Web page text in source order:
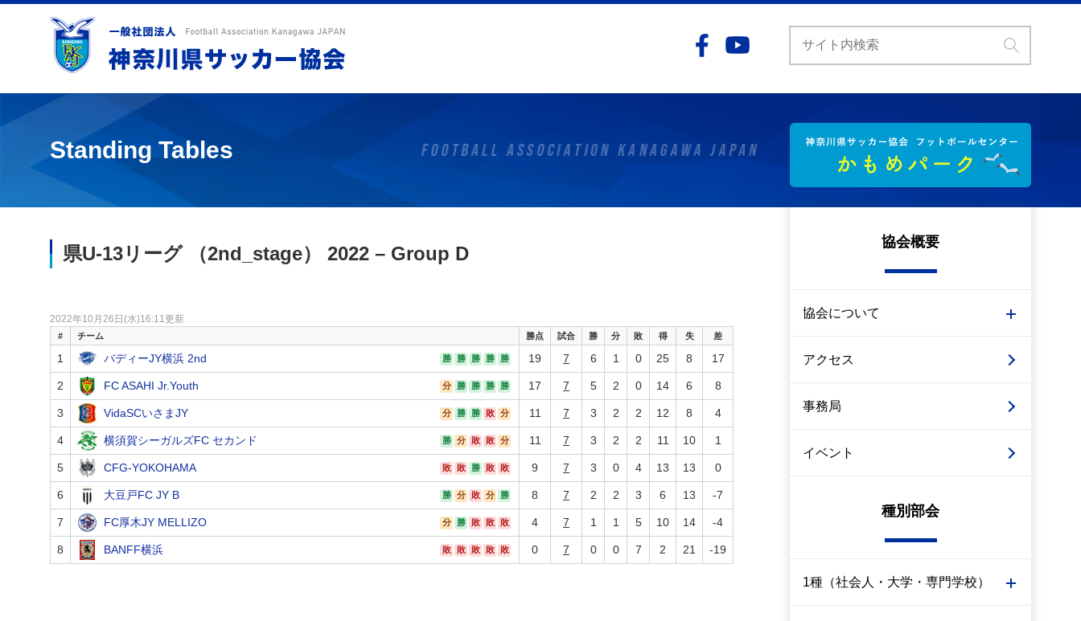
Standing Tables
県U-13リーグ （2nd_stage） 2022 – Group D
2022年10月26日(水)16:11更新
# チーム 勝点 試合 勝 分 敗 得 失 差
1 バディーJY横浜 2nd 勝 勝 勝 勝 勝 19 7 6 1 0 25 8 17
2 FC ASAHI Jr.Youth 分 勝 勝 勝 勝 17 7 5 2 0 14 6 8
3 VidaSCいさまJY 分 勝 勝 敗 分 11 7 3 2 2 12 8 4
4 横須賀シーガルズFC セカンド 勝 分 敗 敗 分 11 7 3 2 2 11 10 1
5 CFG-YOKOHAMA 敗 敗 勝 敗 敗 9 7 3 0 4 13 13 0
6 大豆戸FC JY B 勝 分 敗 分 勝 8 7 2 2 3 6 13 -7
7 FC厚木JY MELLIZO 分 勝 敗 敗 敗 4 7 1 1 5 10 14 -4
8 BANFF横浜 敗 敗 敗 敗 敗 0 7 0 0 7 2 21 -19
協会概要
協会について
アクセス
事務局
イベント
種別部会
1種（社会人・大学・専門学校）